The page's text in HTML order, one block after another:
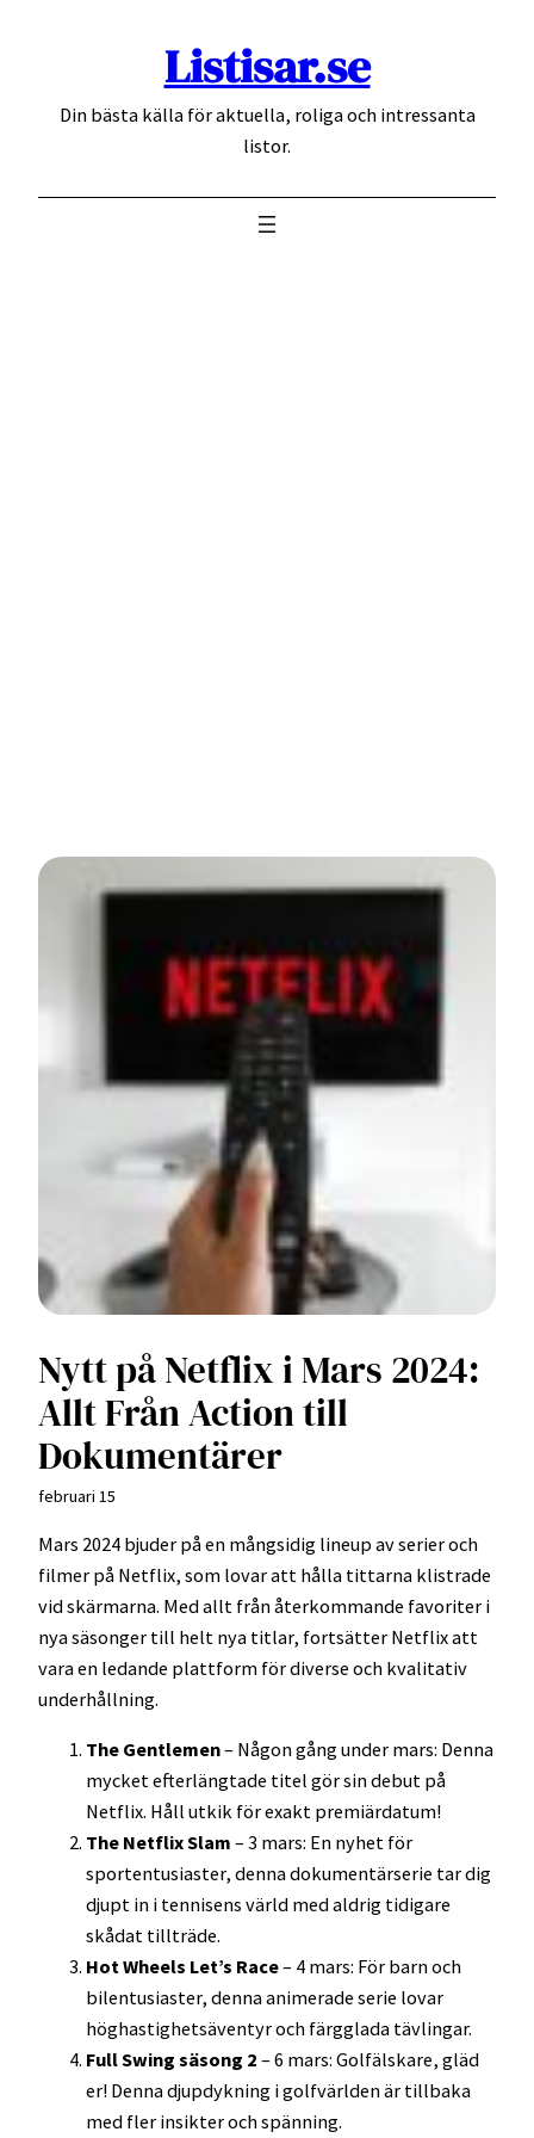
Listisar.se
Din bästa källa för aktuella, roliga och intressanta
listor.
Nytt på Netflix i Mars 2024:
Allt Från Action till
Dokumentärer
februari 15
Mars 2024 bjuder på en mångsidig lineup av serier och
filmer på Netflix, som lovar att hålla tittarna klistrade
vid skärmarna. Med allt från återkommande favoriter i
nya säsonger till helt nya titlar, fortsätter Netflix att
vara en ledande plattform för diverse och kvalitativ
underhållning.
The Gentlemen– Någon gång under mars: Denna
mycket efterlängtade titel gör sin debut på
Netflix. Håll utkik för exakt premiärdatum!
The Netflix Slam – 3 mars: En nyhet för
sportentusiaster, denna dokumentärserie tar dig
djupt in i tennisens värld med aldrig tidigare
skådat tillträde.
Hot Wheels Let’s Race– 4 mars: För barn och
bilentusiaster, denna animerade serie lovar
höghastighetsäventyr och färgglada tävlingar.
Full Swing säsong 2 – 6 mars: Golfälskare, gläd
er! Denna djupdykning i golfvärlden är tillbaka
med fler insikter och spänning.